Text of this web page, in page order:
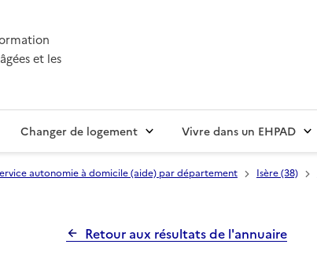
et les
Changer de logement Vivre dans un EHPAD
autonomie à domicile (aide) par département Isère (38)
Retour aux résultats de l'annuaire